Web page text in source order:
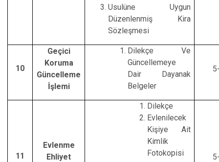
Usulüne Uygun
Düzenlenmiş Kira
Sözleşmesi
10
Geçici
Koruma
Güncelleme
İşlemi
Dilekçe Ve
Güncellemeye
Dair Dayanak
Belgeler
11
Evlenme
Ehliyet
Dilekçe
Evlenilecek
Kişiye Ait
Kimlik
Fotokopisi